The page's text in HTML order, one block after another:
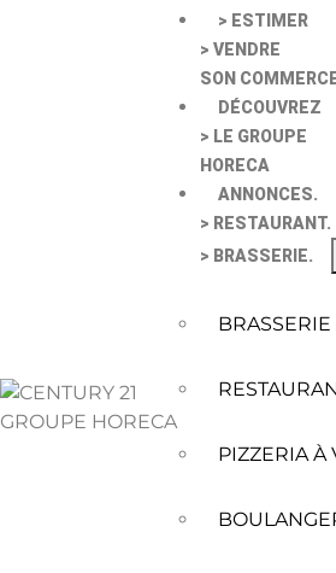
> ESTIMER
> VENDRE
SON
DÉCOUVREZ
> LE GROUPE
HORECA
ANNONCES.
> RESTAURANT.
> BRASSERIE.
PIZZERIA À